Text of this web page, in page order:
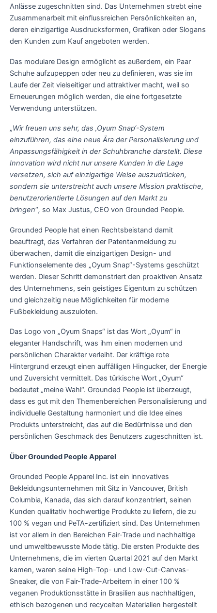
Anlässe zugeschnitten sind. Das Unternehmen strebt eine
Zusammenarbeit mit einflussreichen Persönlichkeiten an,
deren einzigartige Ausdrucksformen, Grafiken oder Slogans
den Kunden zum Kauf angeboten werden.
Das modulare Design ermöglicht es außerdem, ein Paar
Schuhe aufzupeppen oder neu zu definieren, was sie im
Laufe der Zeit vielseitiger und attraktiver macht, weil so
Erneuerungen möglich werden, die eine fortgesetzte
Verwendung unterstützen.
„Wir freuen uns sehr, das ‚Oyum Snap‘-System
einzuführen, das eine neue Ära der Personalisierung und
Anpassungsfähigkeit in der Schuhbranche darstellt. Diese
Innovation wird nicht nur unsere Kunden in die Lage
versetzen, sich auf einzigartige Weise auszudrücken,
sondern sie unterstreicht auch unsere Mission praktische,
benutzerorientierte Lösungen auf den Markt zu
bringen“, so Max Justus, CEO von Grounded People.
Grounded People hat einen Rechtsbeistand damit
beauftragt, das Verfahren der Patentanmeldung zu
überwachen, damit die einzigartigen Design- und
Funktionselemente des „Oyum Snap“-Systems geschützt
werden. Dieser Schritt demonstriert den proaktiven Ansatz
des Unternehmens, sein geistiges Eigentum zu schützen
und gleichzeitig neue Möglichkeiten für moderne
Fußbekleidung auszuloten.
Das Logo von „Oyum Snaps“ ist das Wort „Oyum“ in
eleganter Handschrift, was ihm einen modernen und
persönlichen Charakter verleiht. Der kräftige rote
Hintergrund erzeugt einen auffälligen Hingucker, der Energie
und Zuversicht vermittelt. Das türkische Wort „Oyum“
bedeutet „meine Wahl“. Grounded People ist überzeugt,
dass es gut mit den Themenbereichen Personalisierung und
individuelle Gestaltung harmoniert und die Idee eines
Produkts unterstreicht, das auf die Bedürfnisse und den
persönlichen Geschmack des Benutzers zugeschnitten ist.
Über Grounded People Apparel
Grounded People Apparel Inc. ist ein innovatives
Bekleidungsunternehmen mit Sitz in Vancouver, British
Columbia, Kanada, das sich darauf konzentriert, seinen
Kunden qualitativ hochwertige Produkte zu liefern, die zu
100 % vegan und PeTA-zertifiziert sind. Das Unternehmen
ist vor allem in den Bereichen Fair-Trade und nachhaltige
und umweltbewusste Mode tätig. Die ersten Produkte des
Unternehmens, die im vierten Quartal 2021 auf den Markt
kamen, waren seine High-Top- und Low-Cut-Canvas-
Sneaker, die von Fair-Trade-Arbeitern in einer 100 %
veganen Produktionsstätte in Brasilien aus nachhaltigen,
ethisch bezogenen und recycelten Materialien hergestellt